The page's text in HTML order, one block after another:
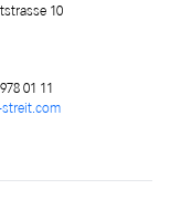
10
01 11
streit.com